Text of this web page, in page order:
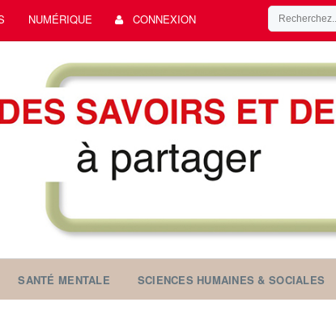
NUMÉRIQUE CONNEXION
SANTÉ MENTALE SCIENCES HUMAINES & SOCIALES